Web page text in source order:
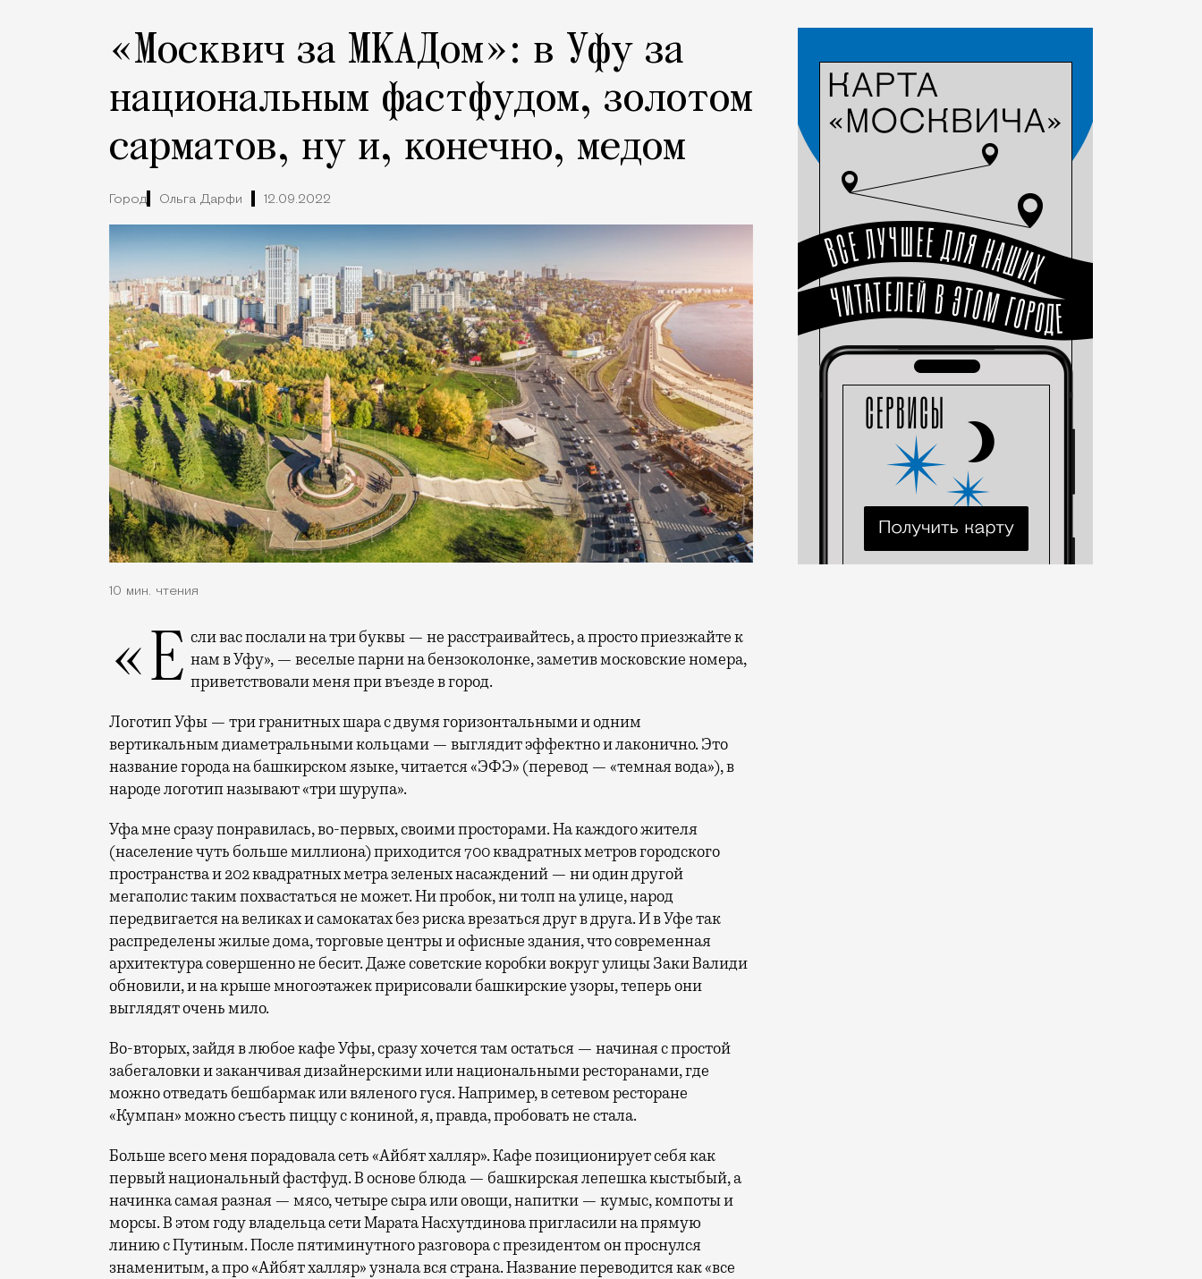
«Москвич за МКАДом»: в Уфу за
национальным фастфудом, золотом
сарматов, ну и, конечно, медом
Город Ольга Дарфи 12.09.2022
10 мин. чтения
«Если вас послали на три буквы — не расстраивайтесь, а просто приезжайте к нам в Уфу», — веселые парни на бензоколонке, заметив московские номера,
приветствовали меня при въезде в город.
Логотип Уфы — три гранитных шара с двумя горизонтальными и одним
вертикальным диаметральными кольцами — выглядит эффектно и лаконично. Это
название города на башкирском языке, читается «ЭФЭ» (перевод — «темная вода»), в
народе логотип называют «три шурупа».
Уфа мне сразу понравилась, во-первых, своими просторами. На каждого жителя
(население чуть больше миллиона) приходится 700 квадратных метров городского
пространства и 202 квадратных метра зеленых насаждений — ни один другой
мегаполис таким похвастаться не может. Ни пробок, ни толп на улице, народ
передвигается на великах и самокатах без риска врезаться друг в друга. И в Уфе так
распределены жилые дома, торговые центры и офисные здания, что современная
архитектура совершенно не бесит. Даже советские коробки вокруг улицы Заки Валиди
обновили, и на крыше многоэтажек пририсовали башкирские узоры, теперь они
выглядят очень мило.
Во-вторых, зайдя в любое кафе Уфы, сразу хочется там остаться — начиная с простой
забегаловки и заканчивая дизайнерскими или национальными ресторанами, где
можно отведать бешбармак или вяленого гуся. Например, в сетевом ресторане
«Кумпан» можно съесть пиццу с кониной, я, правда, пробовать не стала.
Больше всего меня порадовала сеть «Айбят халляр». Кафе позиционирует себя как
первый национальный фастфуд. В основе блюда — башкирская лепешка кыстыбый, а
начинка самая разная — мясо, четыре сыра или овощи, напитки — кумыс, компоты и
морсы. В этом году владельца сети Марата Насхутдинова пригласили на прямую
линию с Путиным. После пятиминутного разговора с президентом он проснулся
знаменитым, а про «Айбят халляр» узнала вся страна. Название переводится как «все